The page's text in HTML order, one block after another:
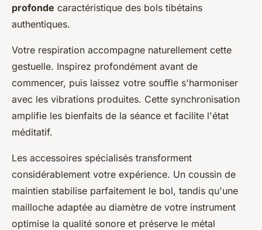
profonde caractéristique des bols tibétains
authentiques.
Votre respiration accompagne naturellement cette
gestuelle. Inspirez profondément avant de
commencer, puis laissez votre souffle s'harmoniser
avec les vibrations produites. Cette synchronisation
amplifie les bienfaits de la séance et facilite l'état
méditatif.
Les accessoires spécialisés transforment
considérablement votre expérience. Un coussin de
maintien stabilise parfaitement le bol, tandis qu'une
mailloche adaptée au diamètre de votre instrument
optimise la qualité sonore et préserve le métal